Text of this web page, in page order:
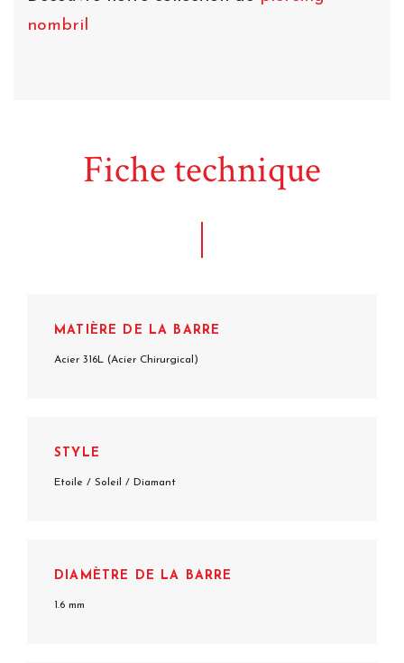
nombril
Fiche technique
MATIÈRE DE LA BARRE
Acier 316L (Acier Chirurgical)
STYLE
Etoile / Soleil / Diamant
DIAMÈTRE DE LA BARRE
1.6 mm